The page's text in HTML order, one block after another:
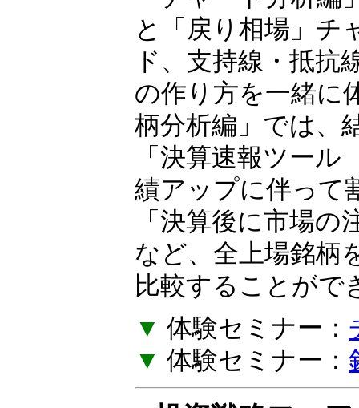
「チャート分析編
と「戻り相場」チ
ド、支持線・抵抗
の作り方を一緒に
柄分析編」では
「決算速報ツー
績アップに伴っ
「決算後に市場の
など、全上場銘柄
比較することがで
▼ 体験セミナー：
▼体験セミナー：